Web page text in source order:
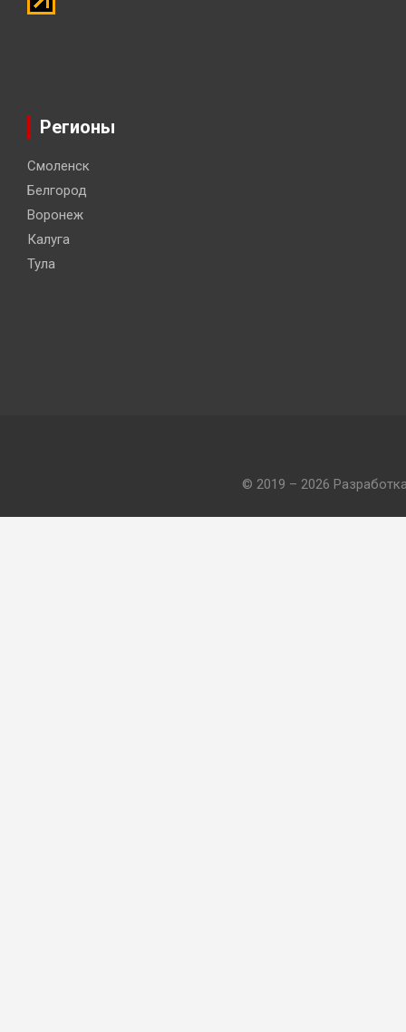
Регионы
Смоленск
Белгород
Воронеж
Калуга
Тула
© 2019 – 2026